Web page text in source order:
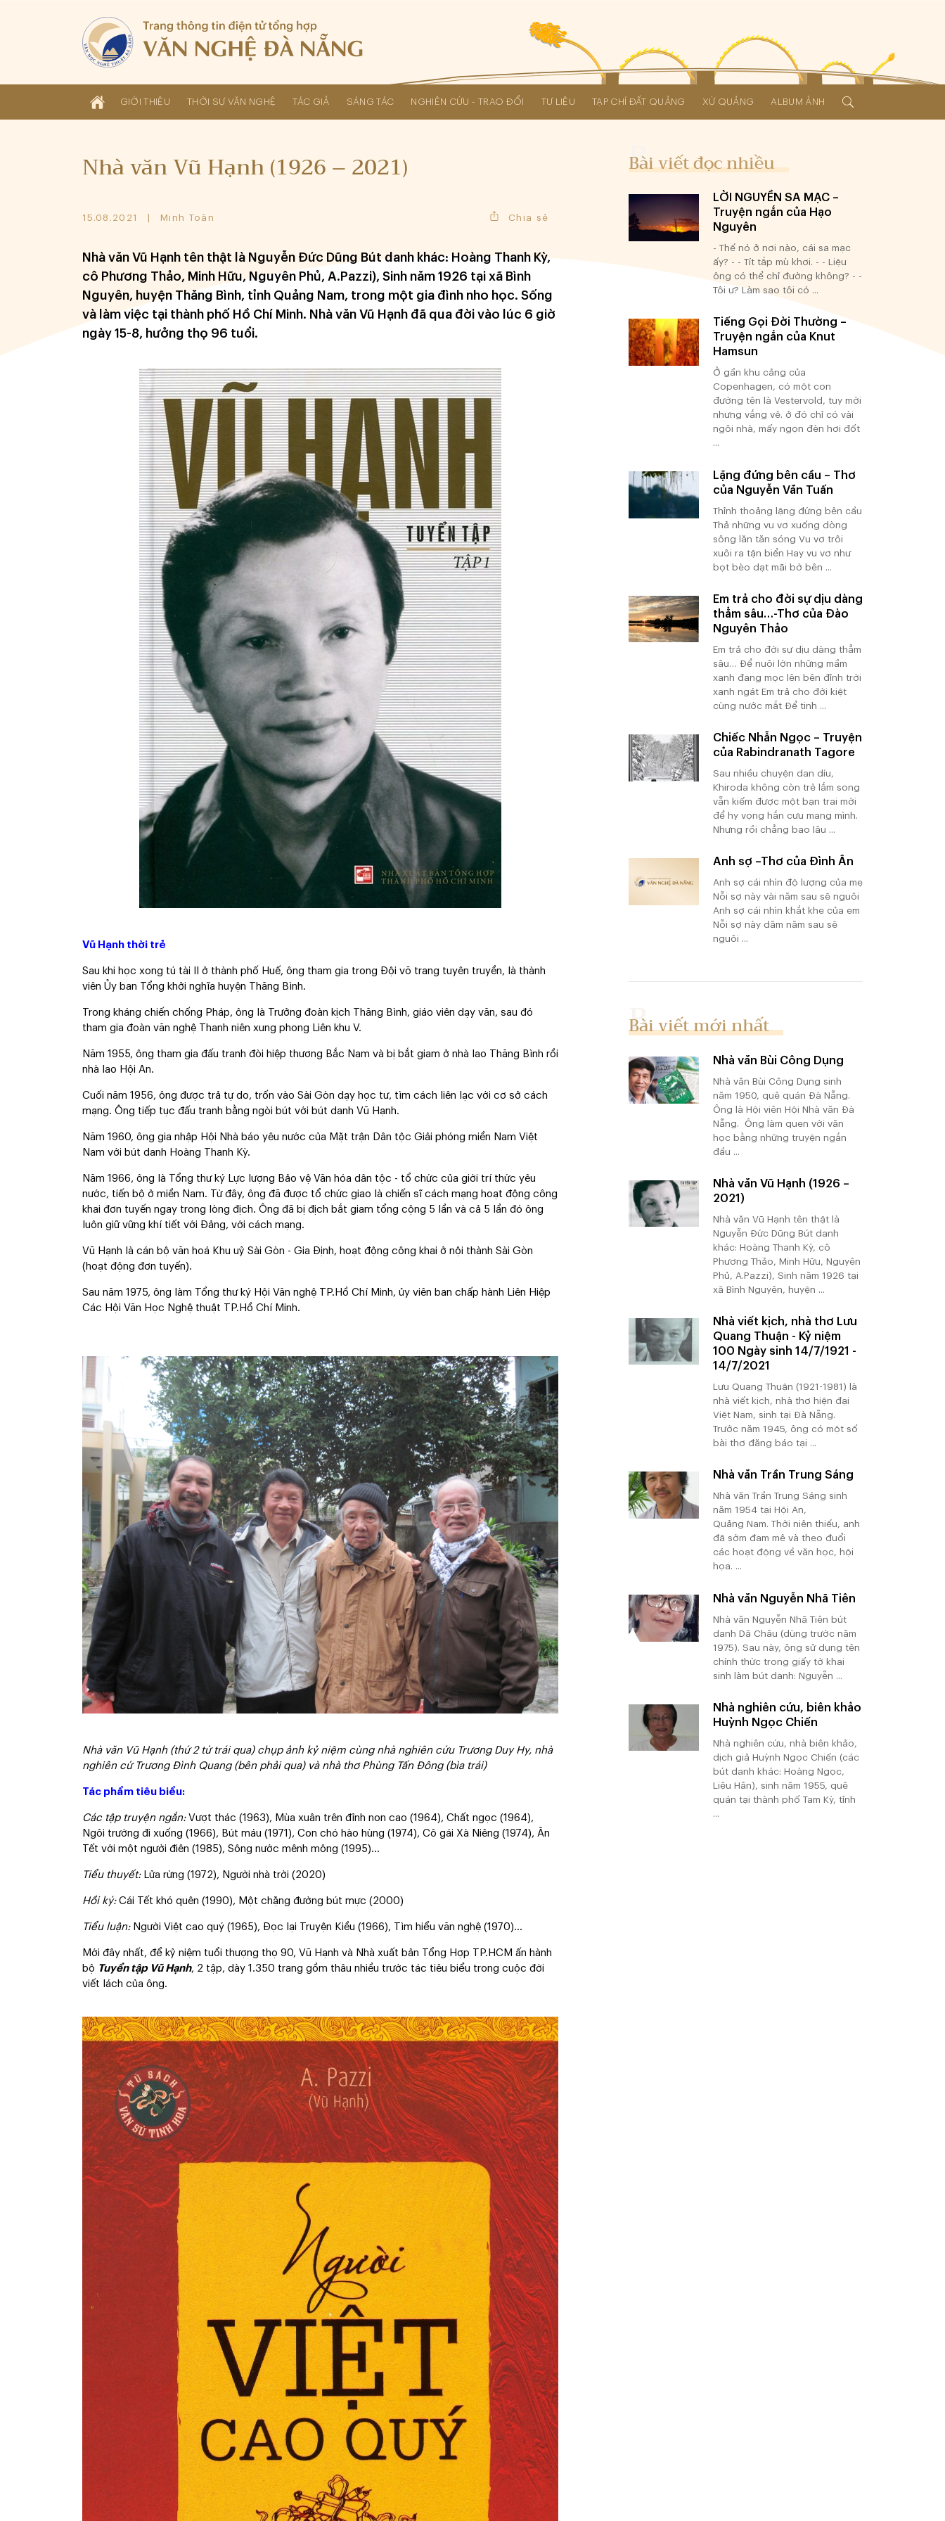
GIỚI THIỆU THỜI SỰ VĂN NGHỆ TÁC GIẢ SÁNG TÁC NGHIÊN CỨU - TRAO ĐỔI TƯ LIỆU TẠP CHÍ ĐẤT QUẢNG XỨ QUẢNG ALBUM ẢNH
Nhà văn Vũ Hạnh (1926 – 2021)
15.08.2021 Minh Toàn Chia sẻ
Nhà văn Vũ Hạnh tên thật là Nguyễn Đức Dũng Bút danh khác: Hoàng Thanh Kỳ,
cô Phương Thảo, Minh Hữu, Nguyên Phủ, A.Pazzi), Sinh năm 1926 tại xã Bình
Nguyên, huyện Thăng Bình, tỉnh Quảng Nam, trong một gia đình nho học. Sống
và làm việc tại thành phố Hồ Chí Minh. Nhà văn Vũ Hạnh đã qua đời vào lúc 6 giờ
ngày 15-8, hưởng thọ 96 tuổi.
Vũ Hạnh thời trẻ
Sau khi học xong tú tài II ở thành phố Huế, ông tham gia trong Đội võ trang tuyên truyền, là thành
viên Ủy ban Tổng khởi nghĩa huyện Thăng Bình.
Trong kháng chiến chống Pháp, ông là Trưởng đoàn kịch Thăng Bình, giáo viên dạy văn, sau đó
tham gia đoàn văn nghệ Thanh niên xung phong Liên khu V.
Năm 1955, ông tham gia đấu tranh đòi hiệp thương Bắc Nam và bị bắt giam ở nhà lao Thăng Bình rồi
nhà lao Hội An.
Cuối năm 1956, ông được trả tự do, trốn vào Sài Gòn dạy học tư, tìm cách liên lạc với cơ sở cách
mạng. Ông tiếp tục đấu tranh bằng ngòi bút với bút danh Vũ Hạnh.
Năm 1960, ông gia nhập Hội Nhà báo yêu nước của Mặt trận Dân tộc Giải phóng miền Nam Việt
Nam với bút danh Hoàng Thanh Kỳ.
Năm 1966, ông là Tổng thư ký Lực lượng Bảo vệ Văn hóa dân tộc - tổ chức của giới trí thức yêu
nước, tiến bộ ở miền Nam. Từ đây, ông đã được tổ chức giao là chiến sĩ cách mạng hoạt động công
khai đơn tuyến ngay trong lòng địch. Ông đã bị địch bắt giam tổng cộng 5 lần và cả 5 lần đó ông
luôn giữ vững khí tiết với Đảng, với cách mạng.
Vũ Hạnh là cán bộ văn hoá Khu uỷ Sài Gòn - Gia Định, hoạt động công khai ở nội thành Sài Gòn
(hoạt động đơn tuyến).
Sau năm 1975, ông làm Tổng thư ký Hội Văn nghệ TP.Hồ Chí Minh, ủy viên ban chấp hành Liên Hiệp
Các Hội Văn Học Nghệ thuật TP.Hồ Chí Minh.
Nhà văn Vũ Hạnh (thứ 2 từ trái qua) chụp ảnh kỷ niệm cùng nhà nghiên cứu Trương Duy Hy, nhà
nghiên cứ Trương Đình Quang (bên phải qua) và nhà thơ Phùng Tấn Đông (bìa trái)
Tác phẩm tiêu biểu:
Các tập truyện ngắn:Vượt thác (1963), Mùa xuân trên đỉnh non cao (1964), Chất ngọc (1964),
Ngôi trường đi xuống (1966), Bút máu (1971), Con chó hào hùng (1974), Cô gái Xà Niêng (1974), Ăn
Tết với một người điên (1985), Sông nước mênh mông (1995)...
Tiểu thuyết:Lửa rừng (1972), Người nhà trời (2020)
Hồi ký:Cái Tết khó quên (1990), Một chặng đường bút mực (2000)
Tiểu luận:Người Việt cao quý (1965), Đọc lại Truyện Kiều (1966), Tìm hiểu văn nghệ (1970)...
Mới đây nhất, để kỷ niệm tuổi thượng thọ 90, Vũ Hạnh và Nhà xuất bản Tổng Hợp TP.HCM ấn hành
bộ Tuyển tập Vũ Hạnh, 2 tập, dày 1.350 trang gồm thâu nhiều trước tác tiêu biểu trong cuộc đời
viết lách của ông.
Bài viết đọc nhiều
LỜI NGUYỀN SA MẠC –
Truyện ngắn của Hạo
Nguyên
- Thế nó ở nơi nào, cái sa mạc
ấy? - - Tít tắp mù khơi. - - Liệu
ông có thể chỉ đường không? - -
Tôi ư? Làm sao tôi có ...
Tiếng Gọi Đời Thường –
Truyện ngắn của Knut
Hamsun
Ở gần khu cảng của
Copenhagen, có một con
đường tên là Vestervold, tuy mới
nhưng vắng vẻ. ở đó chỉ có vài
ngôi nhà, mấy ngọn đèn hơi đốt
...
Lặng đứng bên cầu – Thơ
của Nguyễn Văn Tuấn
Thỉnh thoảng lặng đứng bên cầu
Thả những vu vơ xuống dòng
sông lăn tăn sóng Vu vơ trôi
xuôi ra tận biển Hay vu vơ như
bọt bèo dạt mãi bờ bên ...
Em trả cho đời sự dịu dàng
thẳm sâu…-Thơ của Đào
Nguyên Thảo
Em trả cho đời sự dịu dàng thẳm
sâu… Để nuôi lớn những mầm
xanh đang mọc lên bên đỉnh trời
xanh ngát Em trả cho đời kiệt
cùng nước mắt Để tinh ...
Chiếc Nhẫn Ngọc – Truyện
của Rabindranath Tagore
Sau nhiều chuyện dan díu,
Khiroda không còn trẻ lắm song
vẫn kiếm được một bạn trai mới
để hy vọng hắn cưu mang mình.
Nhưng rồi chẳng bao lâu ...
Anh sợ –Thơ của Đình Ân
Anh sợ cái nhìn độ lượng của mẹ
Nỗi sợ này vài năm sau sẽ nguôi
Anh sợ cái nhìn khắt khe của em
Nỗi sợ này dăm năm sau sẽ
nguôi ...
Bài viết mới nhất
Nhà văn Bùi Công Dụng
Nhà văn Bùi Công Dụng sinh
năm 1950, quê quán Đà Nẵng.
Ông là Hội viên Hội Nhà văn Đà
Nẵng. Ông làm quen với văn
học bằng những truyện ngắn
đầu ...
Nhà văn Vũ Hạnh (1926 –
2021)
Nhà văn Vũ Hạnh tên thật là
Nguyễn Đức Dũng Bút danh
khác: Hoàng Thanh Kỳ, cô
Phương Thảo, Minh Hữu, Nguyên
Phủ, A.Pazzi), Sinh năm 1926 tại
xã Bình Nguyên, huyện ...
Nhà viết kịch, nhà thơ Lưu
Quang Thuận - Kỷ niệm
100 Ngày sinh 14/7/1921 -
14/7/2021
Lưu Quang Thuận (1921-1981) là
nhà viết kịch, nhà thơ hiện đại
Việt Nam, sinh tại Đà Nẵng.
Trước năm 1945, ông có một số
bài thơ đăng báo tại ...
Nhà văn Trần Trung Sáng
Nhà văn Trần Trung Sáng sinh
năm 1954 tại Hội An,
Quảng Nam. Thời niên thiếu, anh
đã sớm đam mê và theo đuổi
các hoạt động về văn học, hội
họa. ...
Nhà văn Nguyễn Nhã Tiên
Nhà văn Nguyễn Nhã Tiên bút
danh Dã Châu (dùng trước năm
1975). Sau này, ông sử dụng tên
chính thức trong giấy tờ khai
sinh làm bút danh: Nguyễn ...
Nhà nghiên cứu, biên khảo
Huỳnh Ngọc Chiến
Nhà nghiên cứu, nhà biên khảo,
dịch giả Huỳnh Ngọc Chiến (các
bút danh khác: Hoàng Ngọc,
Liêu Hân), sinh năm 1955, quê
quán tại thành phố Tam Kỳ, tỉnh
...